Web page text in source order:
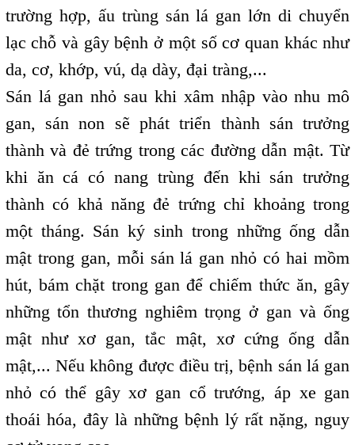
trường hợp, ấu trùng sán lá gan lớn di chuyển
lạc chỗ và gây bệnh ở một số cơ quan khác như
da, cơ, khớp, vú, dạ dày, đại tràng,...
Sán lá gan nhỏ sau khi xâm nhập vào nhu mô
gan, sán non sẽ phát triển thành sán trưởng
thành và đẻ trứng trong các đường dẫn mật. Từ
khi ăn cá có nang trùng đến khi sán trưởng
thành có khả năng đẻ trứng chỉ khoảng trong
một tháng. Sán ký sinh trong những ống dẫn
mật trong gan, mỗi sán lá gan nhỏ có hai mồm
hút, bám chặt trong gan để chiếm thức ăn, gây
những tổn thương nghiêm trọng ở gan và ống
mật như xơ gan, tắc mật, xơ cứng ống dẫn
mật,... Nếu không được điều trị, bệnh sán lá gan
nhỏ có thể gây xơ gan cổ trướng, áp xe gan
thoái hóa, đây là những bệnh lý rất nặng, nguy